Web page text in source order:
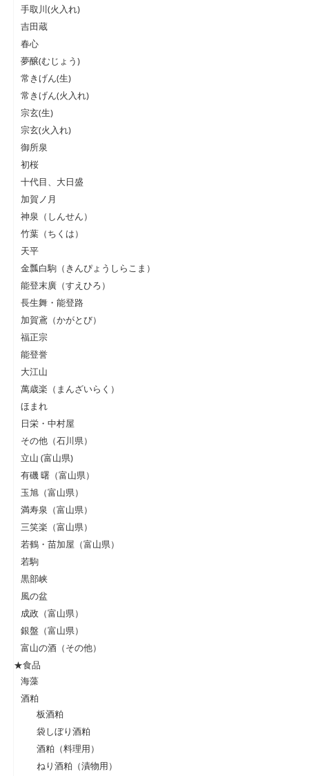
手取川(火入れ)
吉田蔵
春心
夢醸(むじょう)
常きげん(生)
常きげん(火入れ)
宗玄(生)
宗玄(火入れ)
御所泉
初桜
十代目、大日盛
加賀ノ月
神泉（しんせん）
竹葉（ちくは）
天平
金瓢白駒（きんぴょうしらこま）
能登末廣（すえひろ）
長生舞・能登路
加賀鳶（かがとび）
福正宗
能登誉
大江山
萬歳楽（まんざいらく）
ほまれ
日栄・中村屋
その他（石川県）
立山 (富山県)
有磯 曙（富山県）
玉旭（富山県）
満寿泉（富山県）
三笑楽（富山県）
若鶴・苗加屋（富山県）
若駒
黒部峡
風の盆
成政（富山県）
銀盤（富山県）
富山の酒（その他）
★食品
海藻
酒粕
板酒粕
袋しぼり酒粕
酒粕（料理用）
ねり酒粕（漬物用）